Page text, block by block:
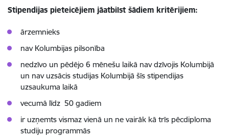
Stipendijas pieteicējiem jāatbilst šādiem kritērijiem:
ārzemnieks
nav Kolumbijas pilsonība
nedzīvo un pēdējo 6 mēnešu laikā nav dzīvojis Kolumbijā
un nav uzsācis studijas Kolumbijā šīs stipendijas
uzsaukuma laikā
vecumā līdz 50 gadiem
ir uzņemts vismaz vienā un ne vairāk kā trīs pēcdiploma
studiju programmās